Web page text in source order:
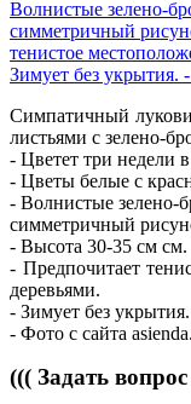
Симпатичный
листьями с зелено-
- Цветет три недели
- Цветы белые с
- Волнистые зелено-
симметричный
- Высота 30-35 см см.
- Предпочитает
деревьями.
- Зимует без укрытия.
- Фото с сайта
((( Задать